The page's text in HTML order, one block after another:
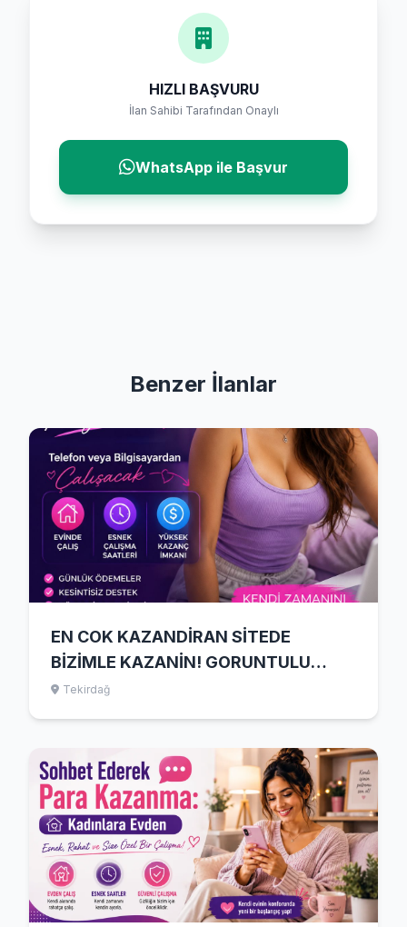
HIZLI BAŞVURU
İlan Sahibi Tarafından Onaylı
WhatsApp ile Başvur
Benzer İlanlar
EN COK KAZANDİRAN SİTEDE
BİZİMLE KAZANİN! GORUNTULU
SOHBET OPERATORU
Tekirdağ